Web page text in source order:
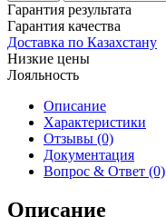
Гарантия результата
Гарантия качества
Доставка по Казахстану
Низкие цены
Лояльность
Описание
Характеристики
Отзывы (0)
Документация
Вопрос & Ответ (0)
Описание